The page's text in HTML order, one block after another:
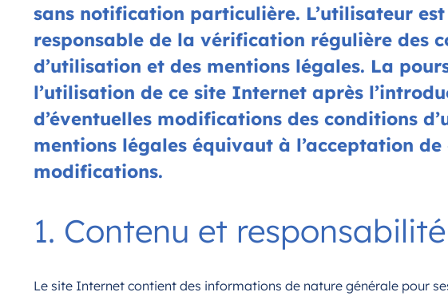
sans notification particulière. L’utilisateur
responsable de la vérification régulière des
d’utilisation et des mentions légales. La
l’utilisation de ce site Internet après
d’éventuelles modifications des conditions
mentions légales équivaut à l’acceptation de
modifications.
1. Contenu et responsabilité
Le site Internet contient des informations de nature générale pour